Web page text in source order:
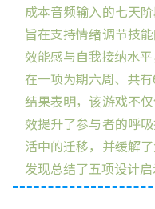
成本音频输入的七天
旨在支持情绪调节技
效能感与自我接纳水
在一项为期六周、共
结果表明，该游戏不
效提升了参与者的呼
活中的迁移，并缓解
发现总结了五项设计启